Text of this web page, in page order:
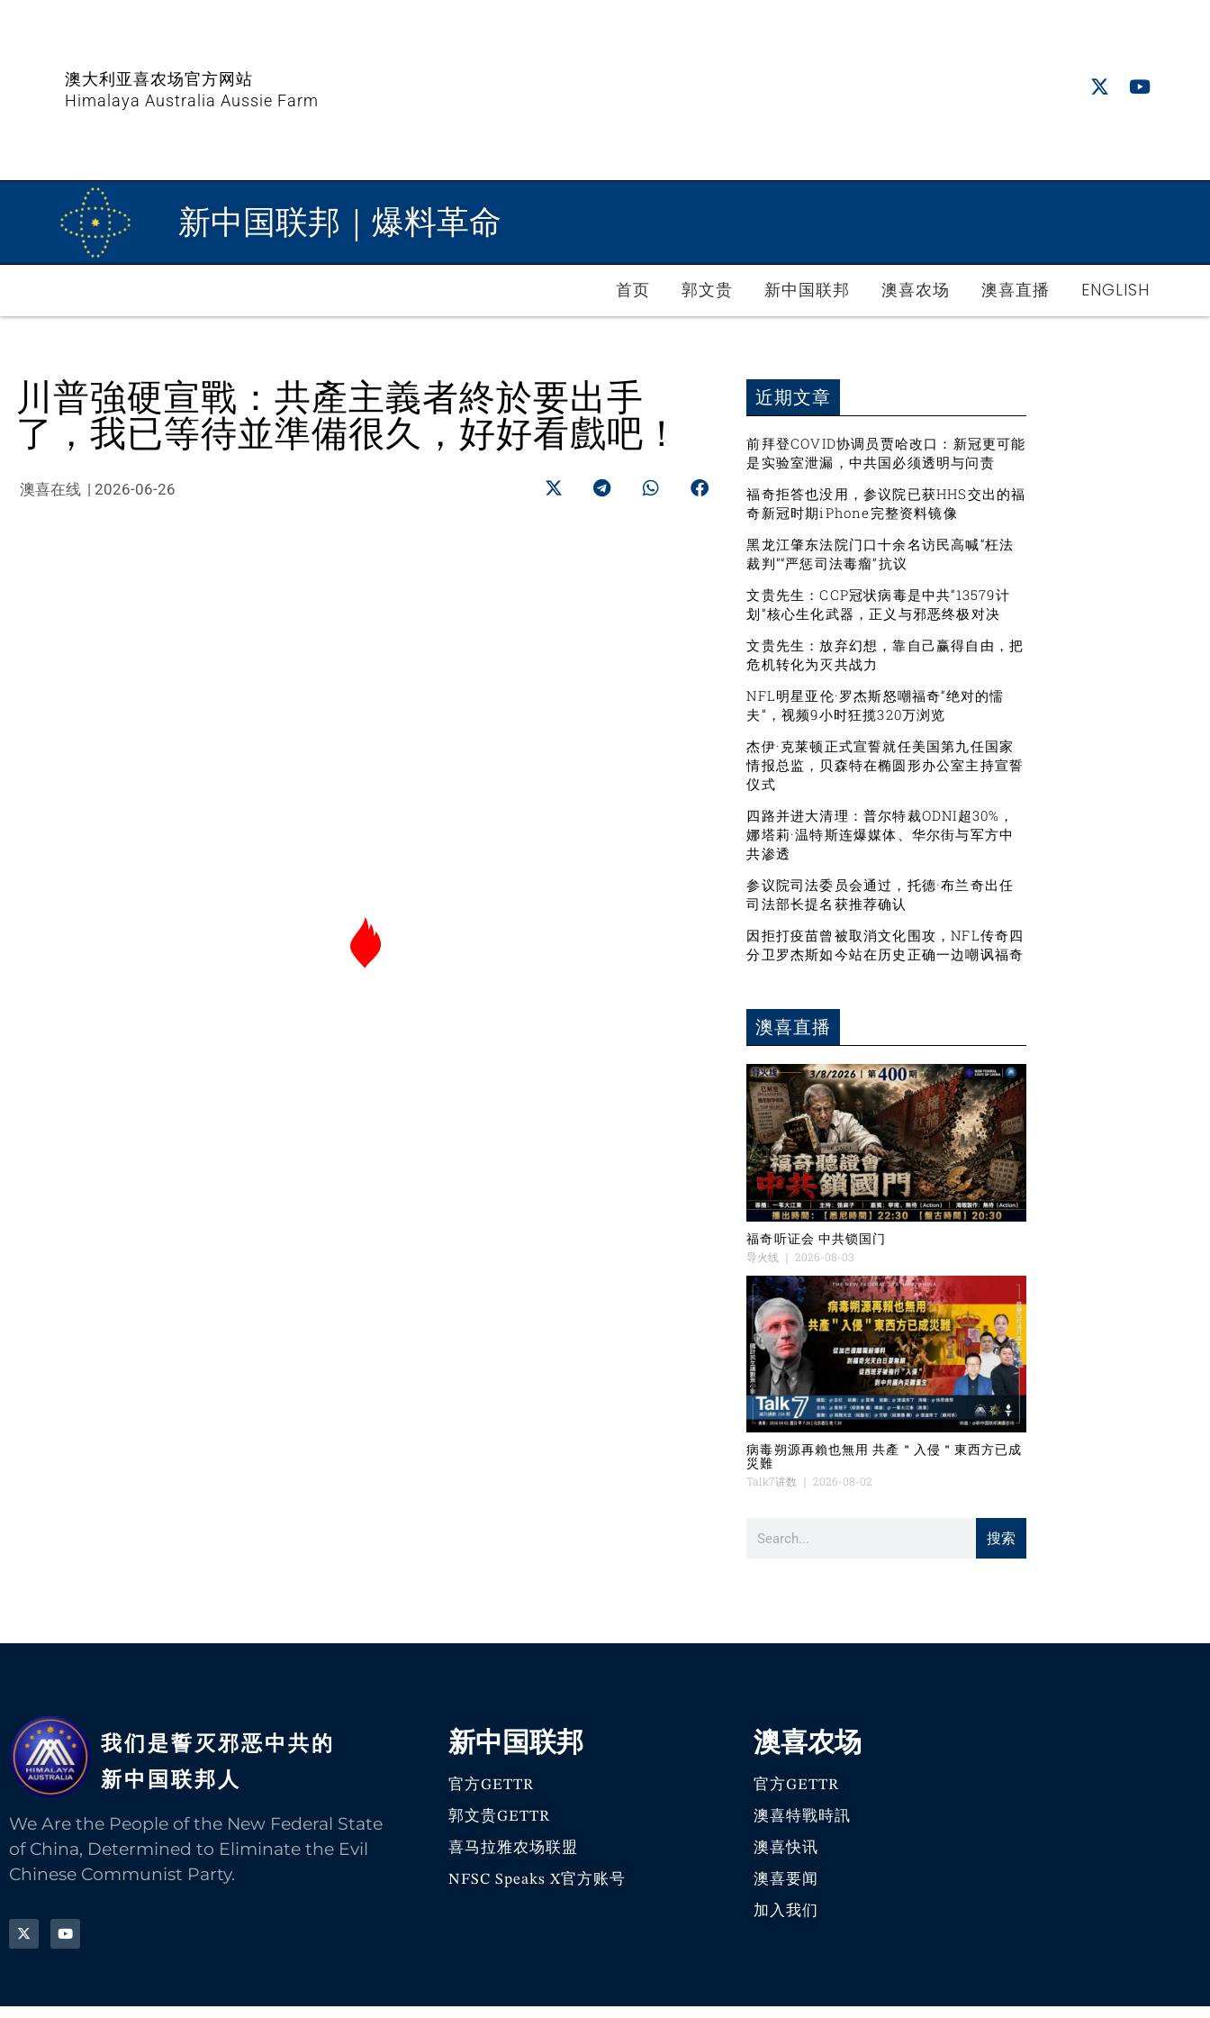
澳大利亚喜农场官方网站
Himalaya Australia Aussie Farm
新中国联邦｜爆料革命
首页 郭文贵 新中国联邦 澳喜农场 澳喜直播 ENGLISH
川普強硬宣戰：共產主義者終於要出手
了，我已等待並準備很久，好好看戲吧！
澳喜在线 | 2026-06-26
近期文章
前拜登COVID协调员贾哈改口：新冠更可能
是实验室泄漏，中共国必须透明与问责
福奇拒答也没用，参议院已获HHS交出的福
奇新冠时期iPhone完整资料镜像
黑龙江肇东法院门口十余名访民高喊“枉法
裁判”“严惩司法毒瘤”抗议
文贵先生：CCP冠状病毒是中共“13579计
划”核心生化武器，正义与邪恶终极对决
文贵先生：放弃幻想，靠自己赢得自由，把
危机转化为灭共战力
NFL明星亚伦·罗杰斯怒嘲福奇“绝对的懦
夫”，视频9小时狂揽320万浏览
杰伊·克莱顿正式宣誓就任美国第九任国家
情报总监，贝森特在椭圆形办公室主持宣誓
仪式
四路并进大清理：普尔特裁ODNI超30%，
娜塔莉·温特斯连爆媒体、华尔街与军方中
共渗透
参议院司法委员会通过，托德·布兰奇出任
司法部长提名获推荐确认
因拒打疫苗曾被取消文化围攻，NFL传奇四
分卫罗杰斯如今站在历史正确一边嘲讽福奇
澳喜直播
福奇听证会 中共锁国门
导火线
2026-08-03
病毒朔源再賴也無用 共產＂入侵＂東西方已成
災難
Talk7讲数
2026-08-02
搜索
我们是誓灭邪恶中共的
新中国联邦人​
We Are the People of the New Federal State
of China, Determined to Eliminate the Evil
Chinese Communist Party.
新中国联邦
官方GETTR
郭文贵GETTR
喜马拉雅农场联盟
NFSC Speaks X官方账号
澳喜农场
官方GETTR
澳喜特戰時訊
澳喜快讯
澳喜要闻
加入我们